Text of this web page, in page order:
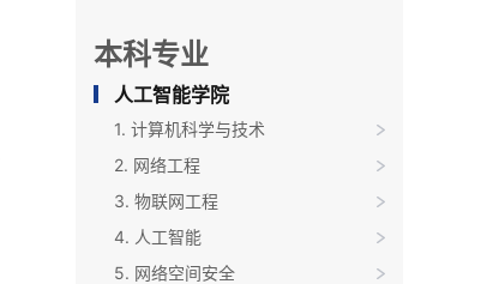
本科专业
人工智能学院
1. 计算机科学与技术
2. 网络工程
3. 物联网工程
4. 人工智能
5. 网络空间安全